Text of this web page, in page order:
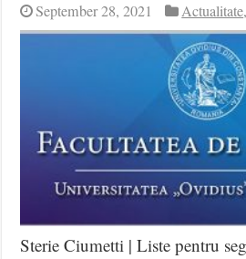
September 28, 2021 Actualitate
Sterie Ciumetti | Liste pentru